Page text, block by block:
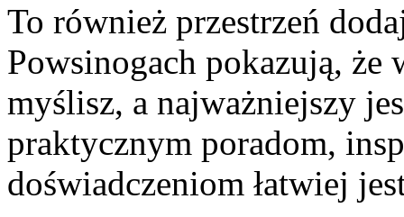
To również przestrzeń
Powsinogach pokazują,
myślisz, a najważniejszy
praktycznym poradom,
doświadczeniom łatwiej